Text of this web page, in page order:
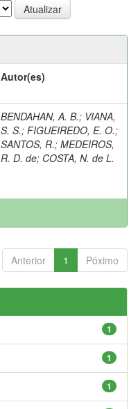
Autor(es)
BENDAHAN, A. B.; VIANA,
S. S.; FIGUEIREDO, E. O.;
SANTOS, R.; MEDEIROS,
R. D. de; COSTA, N. de L.
Anterior 1 Póximo
1
1
1